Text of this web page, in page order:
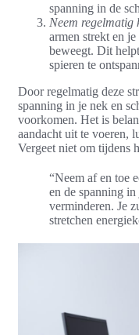
spanning in de
Neem regelmatig
armen strekt en
beweegt. Dit
spieren te
Door regelmatig deze
spanning in je nek en
voorkomen. Het is
aandacht uit te voeren,
Vergeet niet om tijdens
“Neem af en toe
en de spanning
verminderen. Je
stretchen